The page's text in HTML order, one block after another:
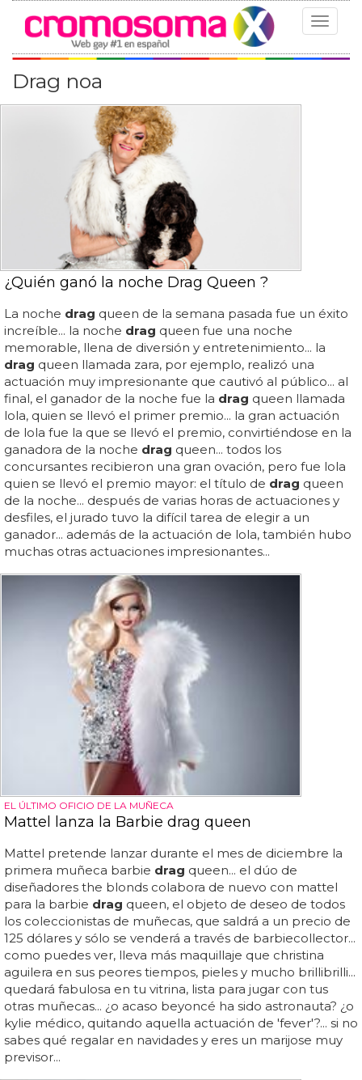
Toggle
Drag noa
¿Quién ganó la noche Drag Queen ?
La noche drag queen de la semana pasada fue un éxito
increíble... la noche drag queen fue una noche
memorable, llena de diversión y entretenimiento... la
drag queen llamada zara, por ejemplo, realizó una
actuación muy impresionante que cautivó al público... al
final, el ganador de la noche fue la drag queen llamada
lola, quien se llevó el primer premio... la gran actuación
de lola fue la que se llevó el premio, convirtiéndose en la
ganadora de la noche drag queen... todos los
concursantes recibieron una gran ovación, pero fue lola
quien se llevó el premio mayor: el título de drag queen
de la noche... después de varias horas de actuaciones y
desfiles, el jurado tuvo la difícil tarea de elegir a un
ganador... además de la actuación de lola, también hubo
muchas otras actuaciones impresionantes...
EL ÚLTIMO OFICIO DE LA MUÑECA
Mattel lanza la Barbie drag queen
Mattel pretende lanzar durante el mes de diciembre la
primera muñeca barbie drag queen... el dúo de
diseñadores the blonds colabora de nuevo con mattel
para la barbie drag queen, el objeto de deseo de todos
los coleccionistas de muñecas, que saldrá a un precio de
125 dólares y sólo se venderá a través de barbiecollector...
como puedes ver, lleva más maquillaje que christina
aguilera en sus peores tiempos, pieles y mucho brillibrilli...
quedará fabulosa en tu vitrina, lista para jugar con tus
otras muñecas... ¿o acaso beyoncé ha sido astronauta? ¿o
kylie médico, quitando aquella actuación de 'fever'?... si no
sabes qué regalar en navidades y eres un marijose muy
previsor...